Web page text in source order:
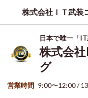
株式会社ＩＴ武装
日本で唯一「
株式会
グ
営業時間 9:00〜12:00 /